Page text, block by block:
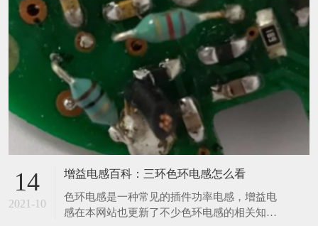
14
2021-10
增益电感百科：三环色环电感怎么看
​色环电感是一种常见的插件功率电感，增益电
感在本网站也更新了不少色环电感的相关知